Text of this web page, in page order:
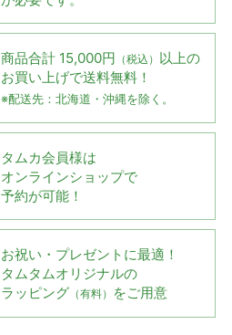
商品合計 15,000円 （税込） 以上の
お買い上げで送料無料！
※配送先：北海道・沖縄を除く。
タムカ会員様は
オンラインショップで
予約が可能！
お祝い・プレゼントに最適！
タムタムオリジナルの
ラッピング （有料） をご用意